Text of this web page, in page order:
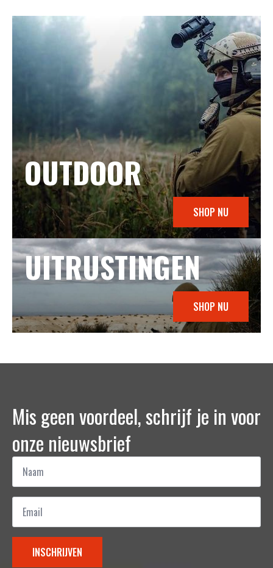
OUTDOOR
SHOP NU
UITRUSTINGEN
SHOP NU
Mis geen voordeel, schrijf je in voor
onze nieuwsbrief
Naam
Email
INSCHRIJVEN